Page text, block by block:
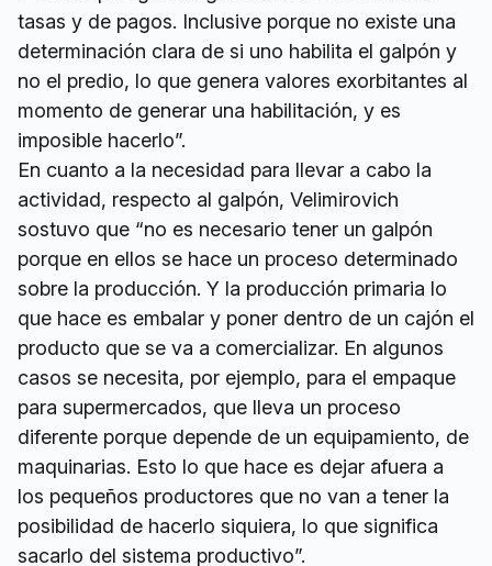
tasas y de pagos. Inclusive porque no existe una
determinación clara de si uno habilita el galpón y
no el predio, lo que genera valores exorbitantes al
momento de generar una habilitación, y es
imposible hacerlo”.
En cuanto a la necesidad para llevar a cabo la
actividad, respecto al galpón, Velimirovich
sostuvo que “no es necesario tener un galpón
porque en ellos se hace un proceso determinado
sobre la producción. Y la producción primaria lo
que hace es embalar y poner dentro de un cajón el
producto que se va a comercializar. En algunos
casos se necesita, por ejemplo, para el empaque
para supermercados, que lleva un proceso
diferente porque depende de un equipamiento, de
maquinarias. Esto lo que hace es dejar afuera a
los pequeños productores que no van a tener la
posibilidad de hacerlo siquiera, lo que significa
sacarlo del sistema productivo”.